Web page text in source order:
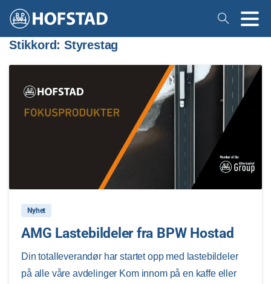
Stikkord: Styrestag
1
Nyhet
AMG Lastebildeler fra BPW Hostad
Din totalleverandør har startet opp med lastebildeler
på alle våre avdelinger Kom innom på en kaffe eller